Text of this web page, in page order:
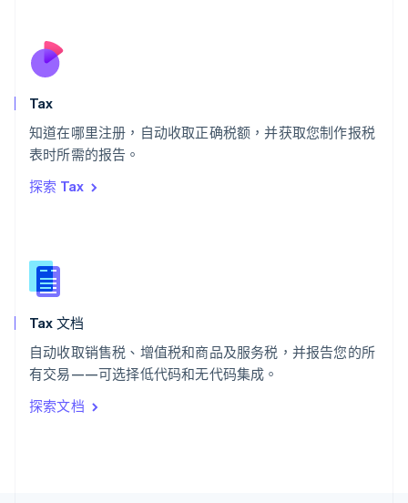
Tax
知道在哪里注册，自动收取正确税额，并获取您制作报税
表时所需的报告。
探索 Tax
Tax 文档
自动收取销售税、增值税和商品及服务税，并报告您的所
有交易——可选择低代码和无代码集成。
探索文档
English
斯洛伐克
泰国
ไทยEnglish
English
English
新西兰
匈牙利
意大利
ItalianoEnglish
印度
English